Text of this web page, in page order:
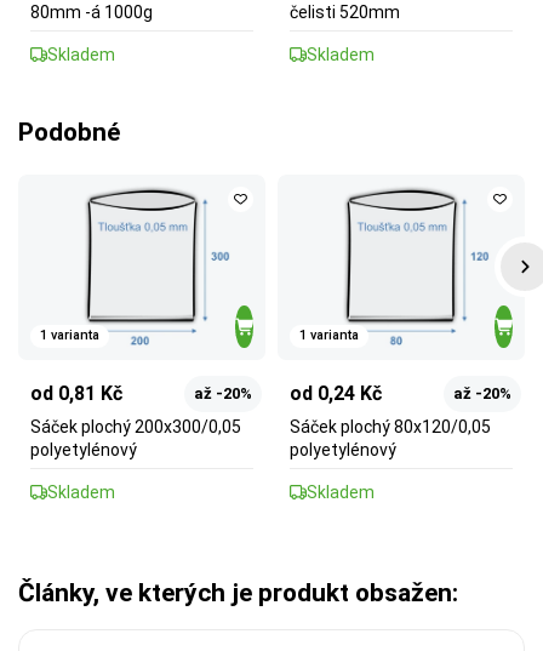
80mm -á 1000g
Skladem
čelisti 520mm
Skladem
Podobné
1 varianta
od 0,81 Kč až -20%
Sáček plochý 200x300/0,05
polyetylénový
Skladem
1 varianta
od 0,24 Kč až -20%
Sáček plochý 80x120/0,05
polyetylénový
Skladem
Články, ve kterých je produkt obsažen: